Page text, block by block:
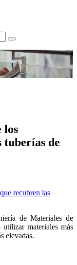
los
tuberías de
de Materiales de
materiales más
elevadas.